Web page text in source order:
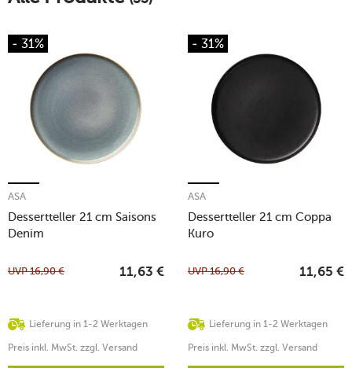
- 31%
Dessertteller 21 cm Saisons
Denim
ASA
Lieferung in 1-2 Werktagen
UVP16,90 € 11,63 €
Preis inkl. MwSt. zzgl. Versand
- 31%
Dessertteller 21 cm Coppa
Kuro
ASA
Lieferung in 1-2 Werktagen
UVP16,90 € 11,65 €
Preis inkl. MwSt. zzgl. Versand